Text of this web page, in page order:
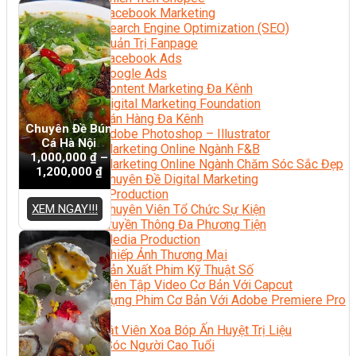
Facebook Marketing
Search Engine Optimization (SEO)
Quản Trị Fanpage
Facebook Ads
Google Ads
Content Marketing Đa Kênh
Digital Marketing Foundation
Bán Hàng Đa Kênh
Adobe Photoshop – Illustrator
Marketing Online Ngành F&B
Marketing Online Ngành Chăm Sóc Sắc Đẹp
Chuyên Đề Digital Marketing
Media Production
Chuyên Viên Tổ Chức Sự Kiện
Truyền Thông Đa Phương Tiện
Media Production
Nhiếp Ảnh Thương Mại
Sản Xuất Phim Kỹ Thuật Số
Biên Tập Video Cơ Bản Với Capcut
Dựng Phim Cơ Bản Với Adobe Premiere Pro
Sức Khỏe
Kỹ Thuật Viên Xoa Bóp Ấn Huyệt Trị Liệu
Chăm Sóc Người Cao Tuổi
Chuyên Đề Bún
Cá Hà Nội
1,000,000₫–
1,200,000 ₫
XEM NGAY!!!